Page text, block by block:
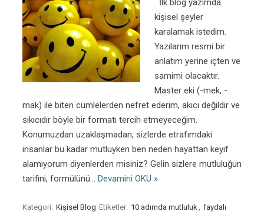
İlk blog yazımda
kişisel şeyler
karalamak istedim.
Yazılarım resmi bir
anlatım yerine içten ve
samimi olacaktır.
Master eki (-mek, -
mak) ile biten cümlelerden nefret ederim, akıcı değildir ve
sıkıcıdır böyle bir formatı tercih etmeyeceğim.
Konumuzdan uzaklaşmadan, sizlerde etrafımdaki
insanlar bu kadar mutluyken ben neden hayattan keyif
alamıyorum diyenlerden misiniz? Gelin sizlere mutluluğun
tarifini, formülünü… Devamini OKU »
Kategori: Kişisel Blog Etiketler: 10 adımda mutluluk, faydalı